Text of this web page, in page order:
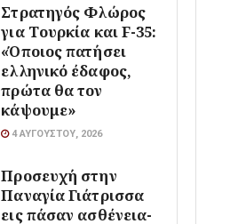
Στρατηγός Φλώρος
για Τουρκία και F-35:
«Όποιος πατήσει
ελληνικό έδαφος,
πρώτα θα τον
κάψουμε»
4 ΑΥΓΟΎΣΤΟΥ, 2026
Προσευχή στην
Παναγία Γιάτρισσα
εις πάσαν ασθένεια-